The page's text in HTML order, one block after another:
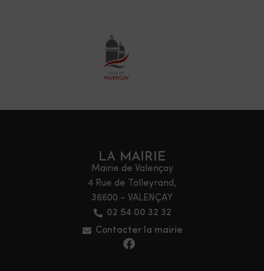
LA MAIRIE
Mairie de Valençay
4 Rue de Talleyrand,
36600 – VALENÇAY
02 54 00 32 32
Contacter la mairie